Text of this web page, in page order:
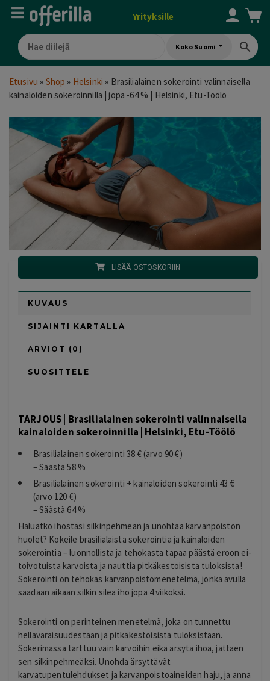
Yrityksille
Koko Suomi
Etusivu » Shop » Helsinki » Brasilialainen sokerointi valinnaisella
kainaloiden sokeroinnilla | jopa -64 % | Helsinki, Etu-Töölö
LISÄÄ OSTOSKORIIN
KUVAUS
SIJAINTI KARTALLA
ARVIOT (0)
SUOSITTELE
TARJOUS | Brasilialainen sokerointi valinnaisella
kainaloiden sokeroinnilla | Helsinki, Etu-Töölö
Brasilialainen sokerointi 38 € (arvo 90 €)
– Säästä 58 %
Brasilialainen sokerointi + kainaloiden sokerointi 43 €
(arvo 120 €)
– Säästä 64 %
Haluatko ihostasi silkinpehmeän ja unohtaa karvanpoiston
huolet? Kokeile brasilialaista sokerointia ja kainaloiden
sokerointia – luonnollista ja tehokasta tapaa päästä eroon ei-
toivotuista karvoista ja nauttia pitkäkestoisista tuloksista!
Sokerointi on tehokas karvanpoistomenetelmä, jonka avulla
saadaan aikaan silkin sileä iho jopa 4 viikoksi.
Sokerointi on perinteinen menetelmä, joka on tunnettu
hellävaraisuudestaan ja pitkäkestoisista tuloksistaan.
Sokerimassa tarttuu vain karvoihin eikä ärsytä ihoa, jättäen
sen silkinpehmeäksi. Unohda ärsyttävät
karvatupentulehdukset ja karvanpoistoaineiden haju, ja anna